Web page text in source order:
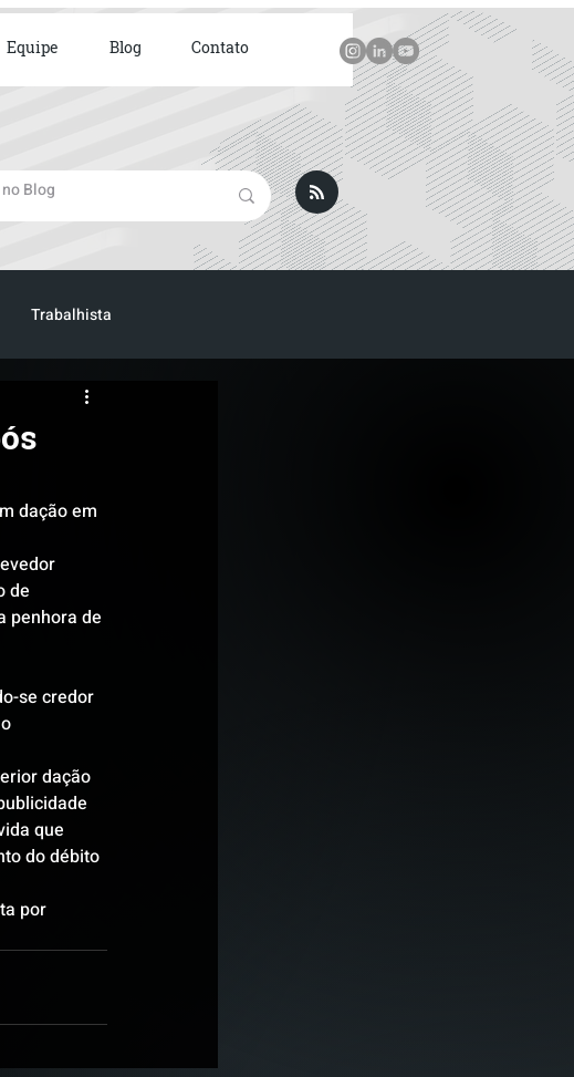
Equipe Blog Contato
Trabalhista
LOGISTICA
dação em
de
penhora de
se credor
dação
que
do débito
por